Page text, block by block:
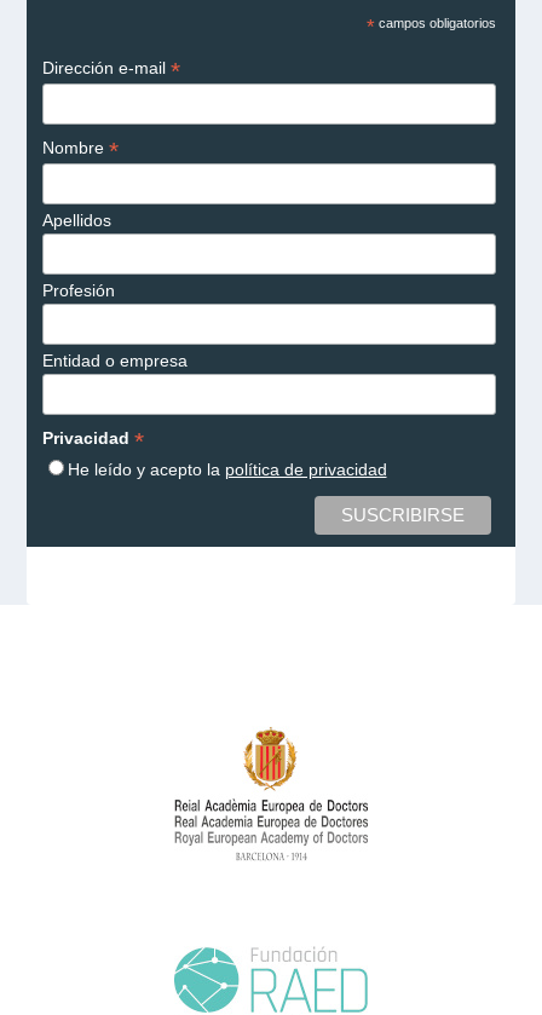
*campos obligatorios
Dirección e-mail *
Nombre *
Apellidos
Profesión
Entidad o empresa
Privacidad *
He leído y acepto la política de privacidad